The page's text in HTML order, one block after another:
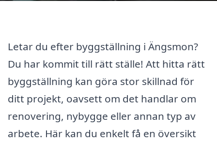
Letar du efter byggställning i Ängsmon?
Du har kommit till rätt ställe! Att hitta rätt
byggställning kan göra stor skillnad för
ditt projekt, oavsett om det handlar om
renovering, nybygge eller annan typ av
arbete. Här kan du enkelt få en översikt